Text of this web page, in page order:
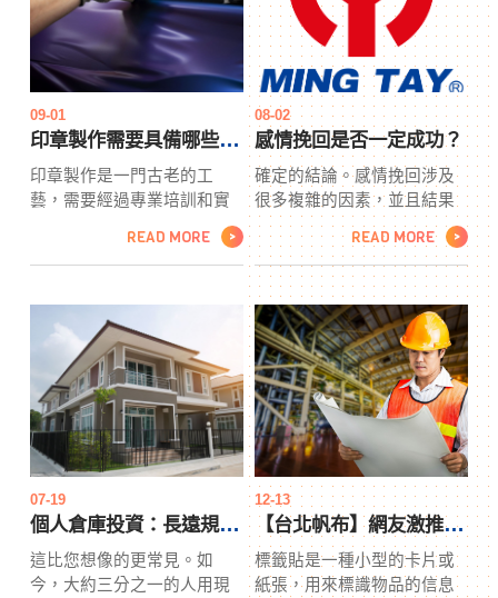
築物可能帶來的不便，因此
提供多元化的服務項目，以
應對各種防水需求。專業服
務項目1. 防水工程
勢。適用人群一般為18歲以
上、視力穩定者，但應注意
孕婦、眼部疾病患者及一些
慢性病患者可能不適合。隨
著技術不斷進步，角膜塑形
將迎來更安全、有效的發
展。
09-01
印章製作需要具備哪些技能？
印章製作是一門古老的工
藝，需要經過專業培訓和實
踐才能掌握。印章製作以下
是印章製作所需的一些重要
印章製作通常具有文字、圖
案、字體等設計元素，因此
印章設計師需要能夠創造吸
引人且功能性的設計。精確
度： 印章的製作需要高度的
精確度，印章製作特別是在
刻刀或雕刻過程中。印章製
作精確度確保印章的印面平
滑且清晰，不會出現模糊或
READ MORE >
08-02
感情挽回是否一定成功？
確定的結論。感情挽回涉及
很多複雜的因素，並且結果
取決於許多不同的情況。以
下是一些需要考慮的因素：
雙方的意願：感情挽回通常
需要雙方都有願意和努力去
修復關係。如果其中一方不
願意投入，或者已經移情別
戀，成功的可能性就會大大
減少。問題的性質：感情挽
回的成功也取決於出現問題
的性質和嚴重程度。一些問
題可能相對簡單，比如溝通
問題，可以通過改進溝通來
解決。但是，有些問題可能
更複雜，比如出軌或背叛，
這些問題可能需要更多的時
間和努力來恢復信任和重建
READ MORE >
07-19
個人倉庫投資：長遠規劃的最佳選擇！
這比您想像的更常見。如
今，大約三分之一的人用現
12-13
【台北帆布】網友激推的5款標籤貼！學生的最佳首選
標籤貼是一種小型的卡片或
紙張，用來標識物品的信息